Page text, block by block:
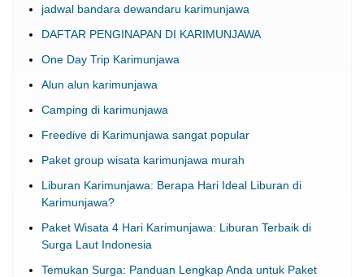
jadwal bandara dewandaru karimunjawa
DAFTAR PENGINAPAN DI KARIMUNJAWA
One Day Trip Karimunjawa
Alun alun karimunjawa
Camping di karimunjawa
Freedive di Karimunjawa sangat popular
Paket group wisata karimunjawa murah
Liburan Karimunjawa: Berapa Hari Ideal Liburan di
Karimunjawa?
Paket Wisata 4 Hari Karimunjawa: Liburan Terbaik di
Surga Laut Indonesia
Temukan Surga: Panduan Lengkap Anda untuk Paket